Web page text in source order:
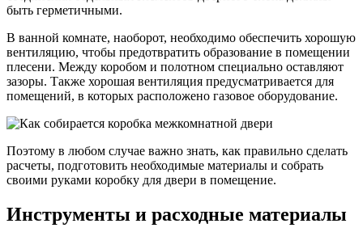
быть герметичными.
В ванной комнате, наоборот, необходимо обеспечить хорошую
вентиляцию, чтобы предотвратить образование в помещении
плесени. Между коробом и полотном специально оставляют
зазоры. Также хорошая вентиляция предусматривается для
помещений, в которых расположено газовое оборудование.
Поэтому в любом случае важно знать, как правильно сделать
расчеты, подготовить необходимые материалы и собрать
своими руками коробку для двери в помещение.
Инструменты и расходные материалы